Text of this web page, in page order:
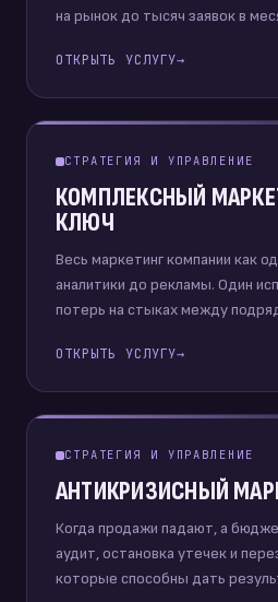
на рынок до тысяч заявок в
ОТКРЫТЬ УСЛУГУ→
СТРАТЕГИЯ И УПРАВЛЕНИЕ
КОМПЛЕКСНЫЙ
КЛЮЧ
Весь маркетинг компании как
аналитики до рекламы. Один
потерь на стыках между
ОТКРЫТЬ УСЛУГУ→
СТРАТЕГИЯ И УПРАВЛЕНИЕ
АНТИКРИЗИСНЫЙ
Когда продажи падают, а
аудит, остановка утечек и
которые способны дать